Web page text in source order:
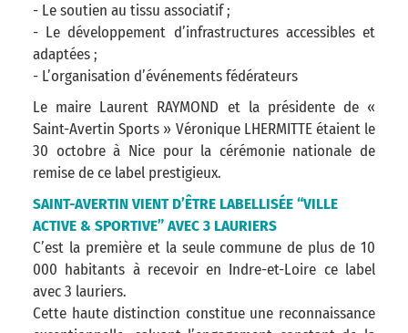
- Le soutien au tissu associatif ;
- Le développement d’infrastructures accessibles et
adaptées ;
- L’organisation d’événements fédérateurs
Le maire Laurent RAYMOND et la présidente de «
Saint-Avertin Sports » Véronique LHERMITTE étaient le
30 octobre à Nice pour la cérémonie nationale de
remise de ce label prestigieux.
SAINT-AVERTIN VIENT D’ÊTRE LABELLISÉE “VILLE
ACTIVE & SPORTIVE” AVEC 3 LAURIERS
C’est la première et la seule commune de plus de 10
000 habitants à recevoir en Indre-et-Loire ce label
avec 3 lauriers.
Cette haute distinction constitue une reconnaissance